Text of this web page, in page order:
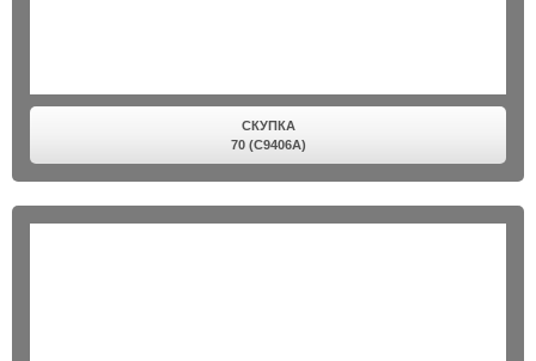
СКУПКА
70 (C9406A)